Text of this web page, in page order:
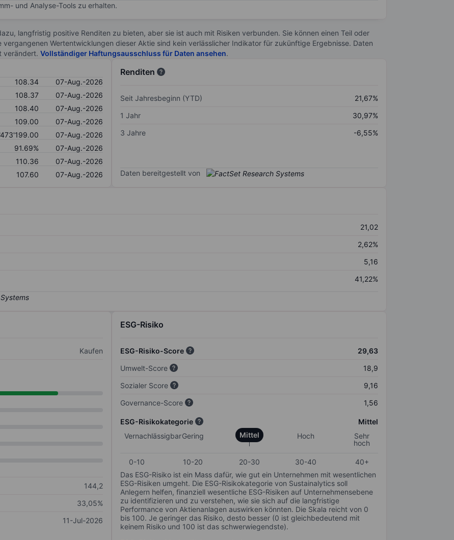
und Analyse-Tools zu erhalten.
langfristig positive Renditen zu bieten, aber sie ist auch mit Risiken verbunden. Sie können einen Teil oder
Wertentwicklungen dieser Aktie sind kein verlässlicher Indikator für zukünftige Ergebnisse. Daten
verändert. Vollständiger Haftungsausschluss für Daten ansehen.
108.34
07-Aug.-2026
108.37
07-Aug.-2026
108.40
07-Aug.-2026
109.00
07-Aug.-2026
07-Aug.-2026
91.69%
07-Aug.-2026
110.36
07-Aug.-2026
107.60 07-Aug.-2026
Renditen
Seit Jahresbeginn (YTD)
21,67%
1 Jahr
30,97%
3 Jahre
-6,55%
Daten bereitgestellt von
21,02
2,62%
5,16
41,22%
Kaufen
144,2
33,05%
11-Jul-2026
ESG-Risiko
ESG-Risiko-Score
29,63
Umwelt-Score
18,9
Sozialer Score
9,16
Governance-Score
1,56
ESG-Risikokategorie
Mittel
VernachlässigbarGering Mittel Hoch
Sehr
hoch
0-10 10-20 20-30 30-40
40+
Das ESG-Risiko ist ein Mass dafür, wie gut ein Unternehmen mit wesentlichen
ESG-Risiken umgeht. Die ESG-Risikokategorie von Sustainalytics soll
Anlegern helfen, finanziell wesentliche ESG-Risiken auf Unternehmensebene
zu identifizieren und zu verstehen, wie sie sich auf die langfristige
Performance von Aktienanlagen auswirken könnten. Die Skala reicht von 0
bis 100. Je geringer das Risiko, desto besser (0 ist gleichbedeutend mit
keinem Risiko und 100 ist das schwerwiegendste).